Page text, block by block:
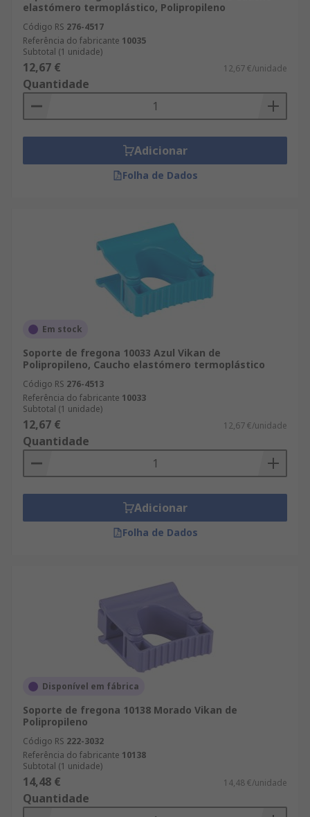
elastómero termoplástico, Polipropileno
Código RS 276-4517
Referência do fabricante 10035
Subtotal (1 unidade)
12,67 € 12,67 €/unidade
Quantidade
Adicionar
Folha de Dados
Em stock
Soporte de fregona 10033 Azul Vikan de
Polipropileno, Caucho elastómero termoplástico
Código RS 276-4513
Referência do fabricante 10033
Subtotal (1 unidade)
12,67 € 12,67 €/unidade
Quantidade
Adicionar
Folha de Dados
Disponível em fábrica
Soporte de fregona 10138 Morado Vikan de
Polipropileno
Código RS 222-3032
Referência do fabricante 10138
Subtotal (1 unidade)
14,48 € 14,48 €/unidade
Quantidade